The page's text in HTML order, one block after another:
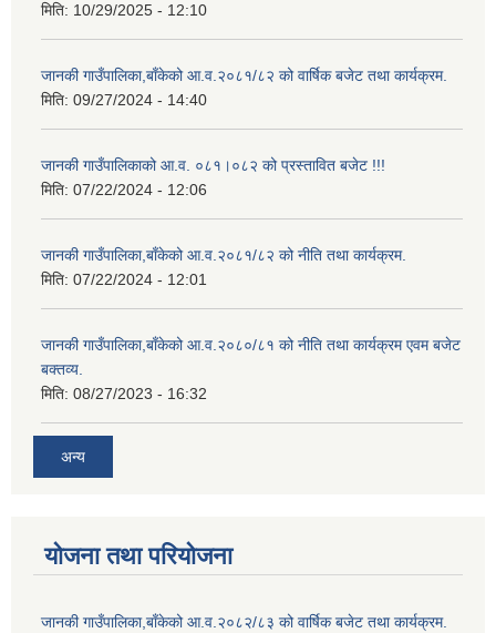
मिति: 10/29/2025 - 12:10
जानकी गाउँपालिका,बाँकेको आ.व.२०८१/८२ को वार्षिक बजेट तथा कार्यक्रम.
मिति: 09/27/2024 - 14:40
जानकी गाउँपालिकाको आ.व. ०८१।०८२ को प्रस्तावित बजेट !!!
मिति: 07/22/2024 - 12:06
जानकी गाउँपालिका,बाँकेको आ.व.२०८१/८२ को नीति तथा कार्यक्रम.
मिति: 07/22/2024 - 12:01
जानकी गाउँपालिका,बाँकेको आ.व.२०८०/८१ को नीति तथा कार्यक्रम एवम बजेट
बक्तव्य.
मिति: 08/27/2023 - 16:32
अन्य
योजना तथा परियोजना
जानकी गाउँपालिका,बाँकेको आ.व.२०८२/८३ को वार्षिक बजेट तथा कार्यक्रम.